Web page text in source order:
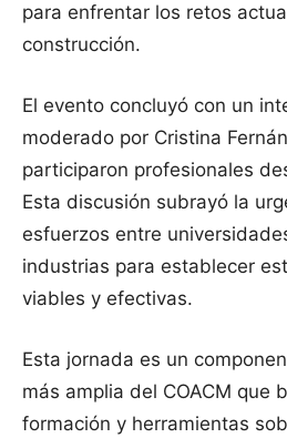
para enfrentar los retos
construcción.
El evento concluyó con un
moderado por Cristina
participaron profesionales
Esta discusión subrayó la
esfuerzos entre
industrias para establecer
viables y efectivas.
Esta jornada es un
más amplia del COACM que
formación y herramientas